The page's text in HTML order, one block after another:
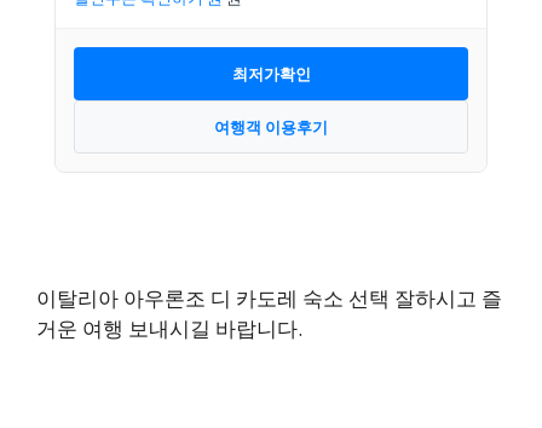
최저가확인
여행객 이용후기
이탈리아 아우론조 디 카도레 숙소 선택 잘하시고 즐
거운 여행 보내시길 바랍니다.